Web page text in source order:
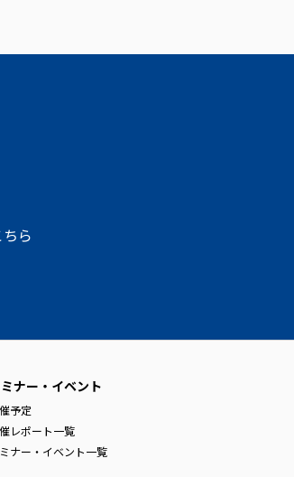
ら
ナー・イベント
予定
レポート一覧
ナー・イベント一覧